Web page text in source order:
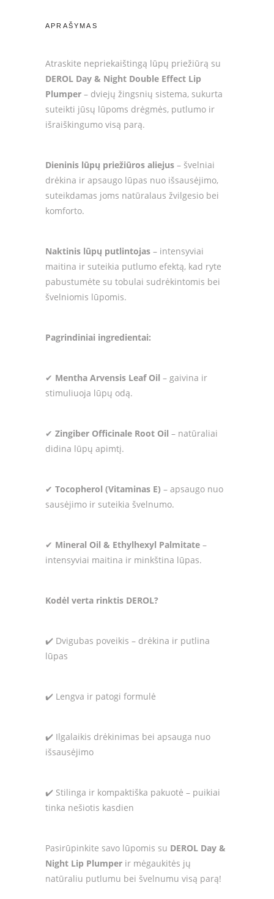
APRAŠYMAS
Atraskite nepriekaištingą lūpų priežiūrą su
DEROL Day & Night Double Effect Lip
Plumper – dviejų žingsnių sistema, sukurta
suteikti jūsų lūpoms drėgmės, putlumo ir
išraiškingumo visą parą.
Dieninis lūpų priežiūros aliejus – švelniai
drėkina ir apsaugo lūpas nuo išsausėjimo,
suteikdamas joms natūralaus žvilgesio bei
komforto.
Naktinis lūpų putlintojas – intensyviai
maitina ir suteikia putlumo efektą, kad ryte
pabustumėte su tobulai sudrėkintomis bei
švelniomis lūpomis.
Pagrindiniai ingredientai:
✔ Mentha Arvensis Leaf Oil – gaivina ir
stimuliuoja lūpų odą.
✔ Zingiber Officinale Root Oil – natūraliai
didina lūpų apimtį.
✔ Tocopherol (Vitaminas E) – apsaugo nuo
sausėjimo ir suteikia švelnumo.
✔ Mineral Oil & Ethylhexyl Palmitate –
intensyviai maitina ir minkština lūpas.
Kodėl verta rinktis DEROL?
✔️ Dvigubas poveikis – drėkina ir putlina
lūpas
✔️ Lengva ir patogi formulė
✔️ Ilgalaikis drėkinimas bei apsauga nuo
išsausėjimo
✔️ Stilinga ir kompaktiška pakuotė – puikiai
tinka nešiotis kasdien
Pasirūpinkite savo lūpomis su DEROL Day &
Night Lip Plumper ir mėgaukitės jų
natūraliu putlumu bei švelnumu visą parą!